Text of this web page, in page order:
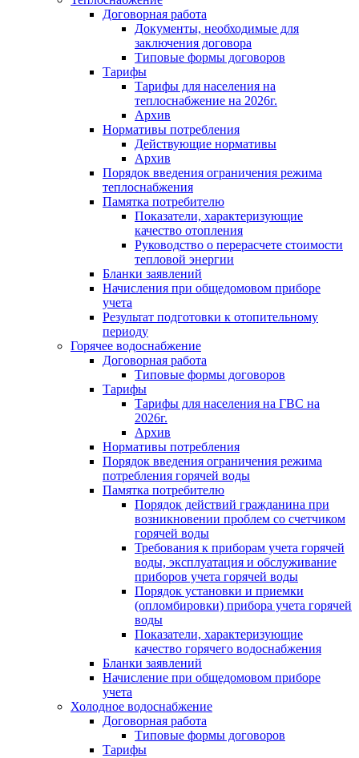
Договорная работа
Документы, необходимые для
заключения договора
Типовые формы договоров
Тарифы
Тарифы для населения на
теплоснабжение на 2026г.
Архив
Нормативы потребления
Действующие нормативы
Архив
Порядок введения ограничения режима
теплоснабжения
Памятка потребителю
Показатели, характеризующие
качество отопления
Руководство о перерасчете стоимости
тепловой энергии
Бланки заявлений
Начисления при общедомовом приборе
учета
Результат подготовки к отопительному
периоду
Горячее водоснабжение
Договорная работа
Типовые формы договоров
Тарифы
Тарифы для населения на ГВС на
2026г.
Архив
Нормативы потребления
Порядок введения ограничения режима
потребления горячей воды
Памятка потребителю
Порядок действий гражданина при
возникновении проблем со счетчиком
горячей воды
Требования к приборам учета горячей
воды, эксплуатация и обслуживание
приборов учета горячей воды
Порядок установки и приемки
(опломбировки) прибора учета горячей
воды
Показатели, характеризующие
качество горячего водоснабжения
Бланки заявлений
Начисление при общедомовом приборе
учета
Холодное водоснабжение
Договорная работа
Типовые формы договоров
Тарифы